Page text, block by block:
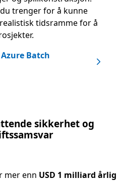
trenger for å kunne
tidsramme for å
Batch
sikkerhet og
mer enn USD 1 milliard årlig